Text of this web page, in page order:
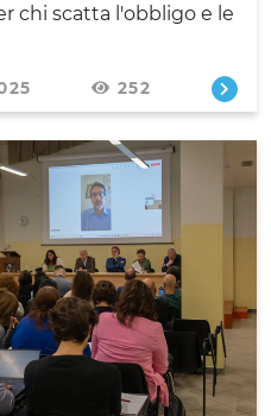
chi scatta l'obbligo e le
252